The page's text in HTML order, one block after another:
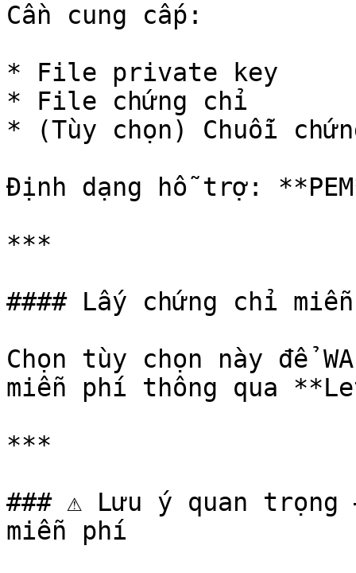
Cần cung cấp:
* File private key
* File chứng chỉ
* (Tùy chọn) Chuỗi
Định dạng hỗ trợ:
***
#### Lấy chứng chỉ
Chọn tùy chọn này để
miễn phí thông qua
***
### ⚠️ Lưu ý quan
miễn phí